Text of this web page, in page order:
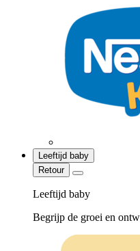
Leeftijd baby
Retour
Leeftijd baby
Begrijp de groei en